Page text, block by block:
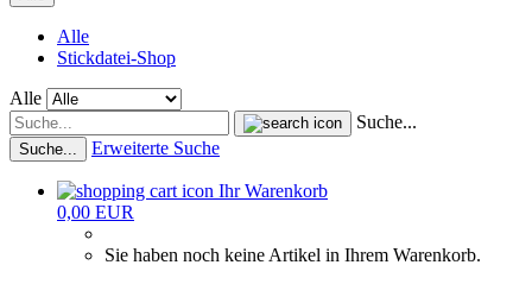
Alle
Stickdatei-Shop
Alle
Suche...
Suche... Erweiterte Suche
Ihr Warenkorb
0,00 EUR
Sie haben noch keine Artikel in Ihrem Warenkorb.